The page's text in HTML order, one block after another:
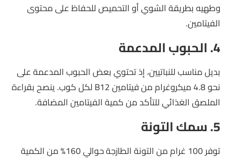
وطهيه بطريقة الشوي أو التحميص للحفاظ على محتوى
الفيتامين.
4. الحبوب المدعمة
بديل مناسب للنباتيين، إذ تحتوي بعض الحبوب المدعمة على
نحو 4.8 ميكروغرام من فيتامين B12 لكل كوب. ينصح بقراءة
الملصق الغذائي للتأكد من كمية الفيتامين المضافة.
5. سمك التونة
توفر 100 غرام من التونة الطازجة حوالي 160% من الكمية